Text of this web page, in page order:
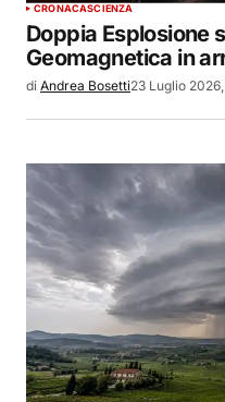
CRONACASCIENZA
Doppia Esplosione
Geomagnetica in
di Andrea Bosetti23 Luglio